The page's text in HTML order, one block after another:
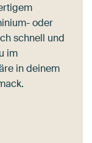
oder
schnell und
im
in deinem